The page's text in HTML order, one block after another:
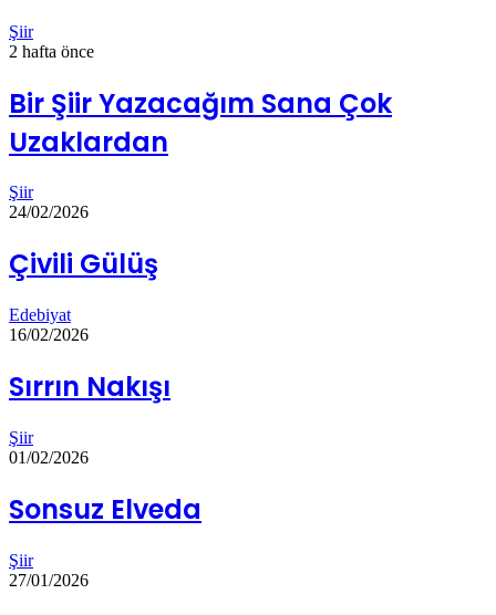
Şiir
2 hafta önce
Bir Şiir Yazacağım Sana Çok
Uzaklardan
Şiir
24/02/2026
Çivili Gülüş
Edebiyat
16/02/2026
Sırrın Nakışı
Şiir
01/02/2026
Sonsuz Elveda
Şiir
27/01/2026